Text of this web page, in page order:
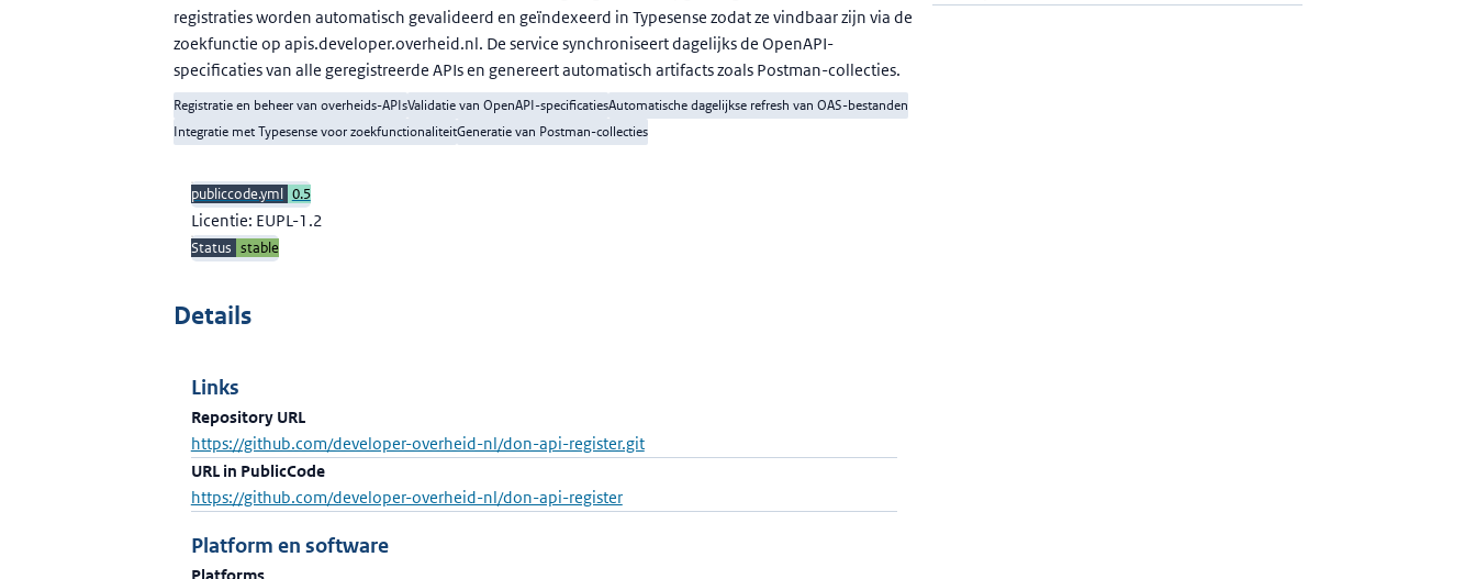
registraties worden automatisch gevalideerd en geïndexeerd in Typesense zodat ze vindbaar zijn via de
zoekfunctie op apis.developer.overheid.nl. De service synchroniseert dagelijks de OpenAPI-
specificaties van alle geregistreerde APIs en genereert automatisch artifacts zoals Postman-collecties.
Registratie en beheer van overheids-APIsValidatie van OpenAPI-specificatiesAutomatische dagelijkse refresh van OAS-bestanden
Integratie met Typesense voor zoekfunctionaliteitGeneratie van Postman-collecties
publiccode.yml 0.5
Licentie: EUPL-1.2
Status stable
Details
Links
Repository URL
https://github.com/developer-overheid-nl/don-api-register.git
URL in PublicCode
https://github.com/developer-overheid-nl/don-api-register
Platform en software